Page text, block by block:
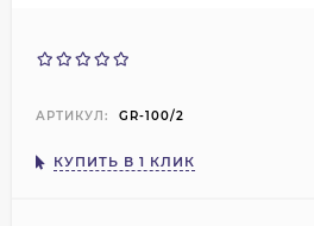
АРТИКУЛ: GR-100/2
КУПИТЬ В 1 КЛИК